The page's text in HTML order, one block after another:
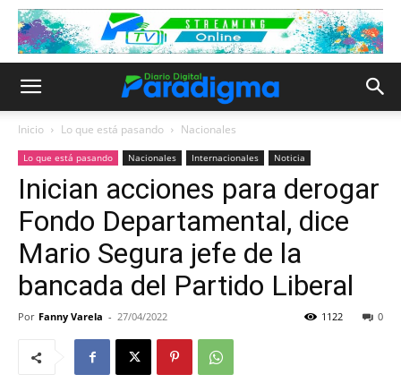
Inicio Lo que está pasando Nacionales
Lo que está pasando Nacionales Internacionales Noticia
Inician acciones para derogar
Fondo Departamental, dice
Mario Segura jefe de la
bancada del Partido Liberal
Por Fanny Varela - 27/04/2022 0
1122